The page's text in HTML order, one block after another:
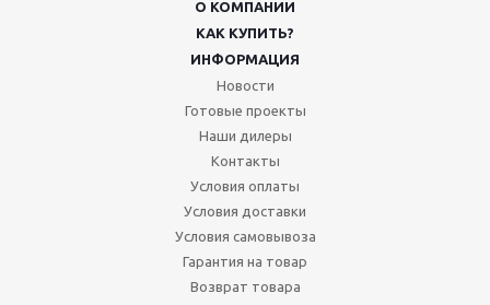
О КОМПАНИИ
КАК КУПИТЬ?
ИНФОРМАЦИЯ
Новости
Готовые проекты
Наши дилеры
Контакты
Условия оплаты
Условия доставки
Условия самовывоза
Гарантия на товар
Возврат товара